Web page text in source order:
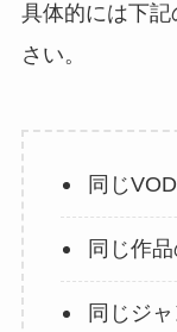
具体的には下
さい。
同じ
同じ作
同じジ